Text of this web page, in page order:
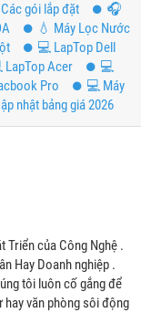
gói lắp đặt
️🎧
💧 Máy Lọc Nước
💻 LapTop Dell
LapTop Acer
💻
Pro
💻 Máy
nhật bảng giá 2026
Triển của Công Nghệ .
Hay Doanh nghiệp .
tôi luôn cố gắng để
văn phòng sôi động